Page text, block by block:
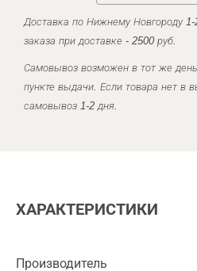
Доставка по Нижнему Новгороду
заказа при доставке - 2500 руб.
Самовывоз возможен в тот же
пункте выдачи. Если товара нет в
самовывоз 1-2 дня.
ХАРАКТЕРИСТИКИ
Производитель